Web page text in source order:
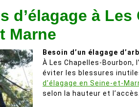
d’élagage à
Marne
Besoin d’un élagage
À Les Chapelles-Bourbon,
éviter les blessures
d’élagage en Seine-et-
selon la hauteur et l’accès.